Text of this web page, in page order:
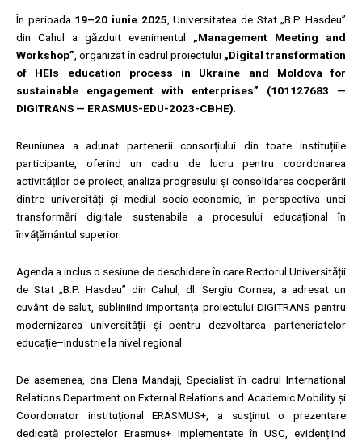
În perioada 19–20 iunie 2025, Universitatea de Stat „B.P. Hasdeu”
din Cahul a găzduit evenimentul „Management Meeting and
Workshop”, organizat în cadrul proiectului „Digital transformation
of HEIs education process in Ukraine and Moldova for
sustainable engagement with enterprises” (101127683 —
DIGITRANS — ERASMUS-EDU-2023-CBHE).
Reuniunea a adunat partenerii consorțiului din toate instituțiile
participante, oferind un cadru de lucru pentru coordonarea
activităților de proiect, analiza progresului și consolidarea cooperării
dintre universități și mediul socio-economic, în perspectiva unei
transformări digitale sustenabile a procesului educațional în
învățământul superior.
Agenda a inclus o sesiune de deschidere în care Rectorul Universității
de Stat „B.P. Hasdeu” din Cahul, dl. Sergiu Cornea, a adresat un
cuvânt de salut, subliniind importanța proiectului DIGITRANS pentru
modernizarea universității și pentru dezvoltarea parteneriatelor
educație–industrie la nivel regional.
De asemenea, dna Elena Mandaji, Specialist în cadrul International
Relations Department on External Relations and Academic Mobility și
Coordonator instituțional ERASMUS+, a susținut o prezentare
dedicată proiectelor Erasmus+ implementate în USC, evidențiind